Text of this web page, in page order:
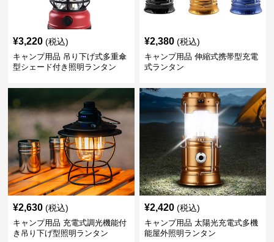
¥3,220 (税込)
キャンプ用品 吊り下げ式多重傘
型シェード付き照明ランタン
¥2,380 (税込)
キャンプ用品 伸縮式携帯型充電
式ランタン
¥2,630 (税込)
キャンプ用品 充電式調光機能付
き吊り下げ型照明ランタン
¥2,420 (税込)
キャンプ用品 太陽光充電式多機
能屋外照明ランタン